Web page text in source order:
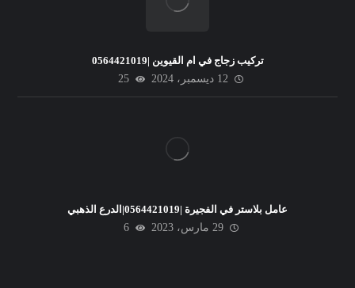
تركيب زجاج في ام القيوين |0564421019
12 ديسمبر، 2024
25
عامل بلاستر في الفجيرة |0564421019|الدرع الذهبي
29 مارس، 2023
6